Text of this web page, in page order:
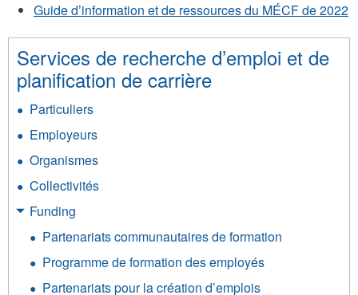
Guide d’information et de ressources du MÉCF de 2022
Services de recherche d’emploi et de
planification de carrière
Particuliers
Employeurs
Organismes
Collectivités
Funding
Partenariats communautaires de formation
Programme de formation des employés
Partenariats pour la création d’emplois